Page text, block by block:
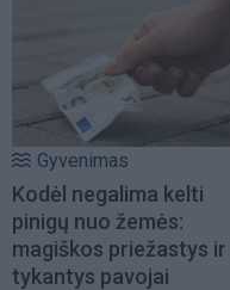
Gyvenimas
Kodėl negalima kelti
pinigų nuo žemės:
magiškos priežastys ir
tykantys pavojai